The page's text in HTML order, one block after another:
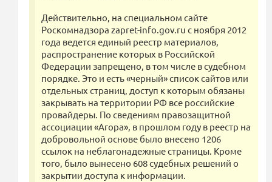
Действительно, на специальном сайте
Роскомнадзора zapret-info.gov.ru с ноября 2012
года ведется единый реестр материалов,
распространение которых в Российской
Федерации запрещено, в том числе в судебном
порядке. Это и есть «черный» список сайтов или
отдельных страниц, доступ к которым обязаны
закрывать на территории РФ все российские
провайдеры. По сведениям правозащитной
ассоциации «Агора», в прошлом году в реестр на
добровольной основе было внесено 1206
ссылок на неблагонадежные страницы. Кроме
того, было вынесено 608 судебных решений о
закрытии доступа к информации.